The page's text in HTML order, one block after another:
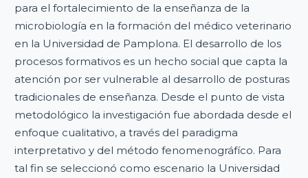
para el fortalecimiento de la enseñanza de la
microbiología en la formación del médico veterinario
en la Universidad de Pamplona. El desarrollo de los
procesos formativos es un hecho social que capta la
atención por ser vulnerable al desarrollo de posturas
tradicionales de enseñanza. Desde el punto de vista
metodológico la investigación fue abordada desde el
enfoque cualitativo, a través del paradigma
interpretativo y del método fenomenográfíco. Para
tal fin se seleccionó como escenario la Universidad